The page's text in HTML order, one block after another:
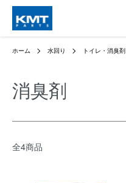
ホーム 水回り トイレ・消臭剤
消臭剤
全4商品